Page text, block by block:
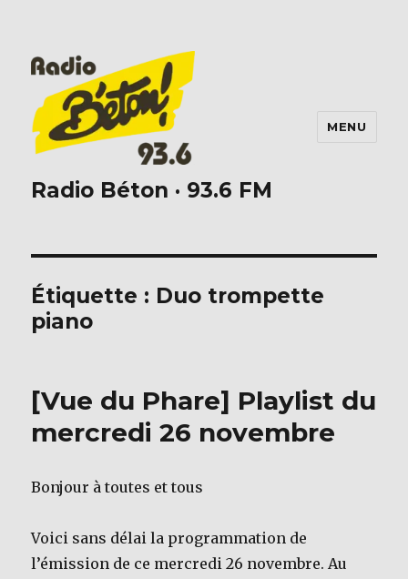
Radio Béton · 93.6 FM
MENU
Étiquette : Duo trompette
piano
[Vue du Phare] Playlist du
mercredi 26 novembre
Bonjour à toutes et tous
Voici sans délai la programmation de
l’émission de ce mercredi 26 novembre. Au